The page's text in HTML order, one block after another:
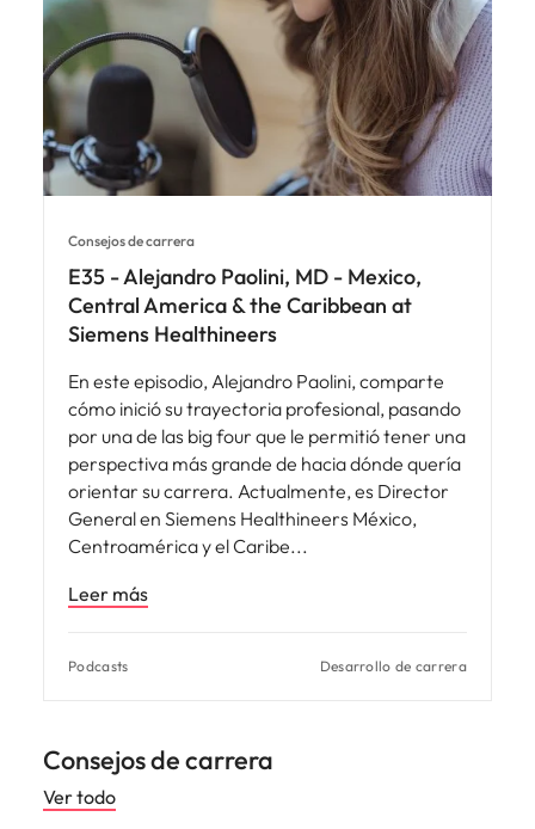
Consejos de carrera
E35 - Alejandro Paolini, MD - Mexico,
Central America & the Caribbean at
Siemens Healthineers
En este episodio, Alejandro Paolini, comparte
cómo inició su trayectoria profesional, pasando
por una de las big four que le permitió tener una
perspectiva más grande de hacia dónde quería
orientar su carrera. Actualmente, es Director
General en Siemens Healthineers México,
Centroamérica y el Caribe
Leer más
Podcasts Desarrollo de carrera
Consejos de carrera
Ver todo